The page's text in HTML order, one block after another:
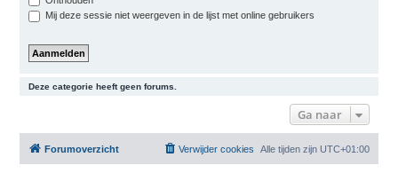
Mij deze sessie niet weergeven in de lijst met online gebruikers
Deze categorie heeft geen forums.
Ga naar
Forumoverzicht Alle tijden zijn UTC+01:00
Verwijder cookies